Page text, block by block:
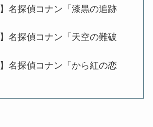
】名探偵コナン「漆黒の追跡
】名探偵コナン「天空の難破
】名探偵コナン「から紅の恋